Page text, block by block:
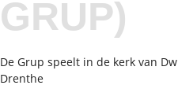
GRUP)
De Grup speelt in de kerk van
Drenthe